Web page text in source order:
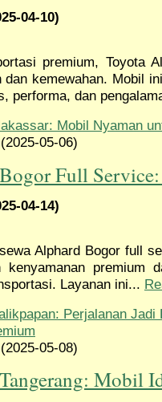
04-10)
premium, Toyota
dan kemewahan. Mobil
performa, dan
Mobil Nyaman
(2025-05-06)
Full
04-14)
Alphard Bogor full
kenyamanan premium
Layanan ini...
Perjalanan
(2025-05-08)
Mobil